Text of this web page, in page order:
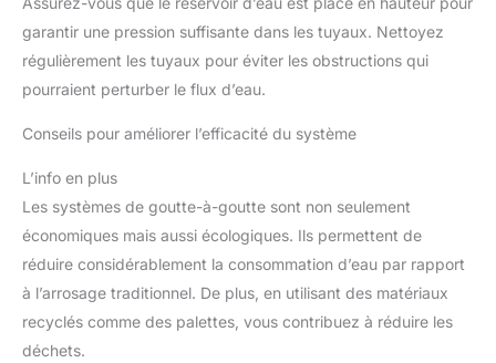
garantir une pression suffisante dans les tuyaux. Nettoyez
régulièrement les tuyaux pour éviter les obstructions qui
pourraient perturber le flux d’eau.
Conseils pour améliorer l’efficacité du système
L’info en plus
Les systèmes de goutte-à-goutte sont non seulement
économiques mais aussi écologiques. Ils permettent de
réduire considérablement la consommation d’eau par rapport
à l’arrosage traditionnel. De plus, en utilisant des matériaux
recyclés comme des palettes, vous contribuez à réduire les
déchets.